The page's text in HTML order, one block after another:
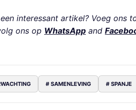
interessant artikel? Voeg ons
ons op WhatsApp and
# SAMENLEVING # SPANJE